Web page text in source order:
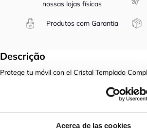
Acerca de las cookies
nossas lojas físicas
Produtos com Garantia
Descrição
Protege tu móvil con el Cristal Templado
Con el nuevo
protege tu pantalla de
Fácil instalación y no deja ningún residuo
Glass, con la que tu móvil estará
Protege la pantalla completa de tu